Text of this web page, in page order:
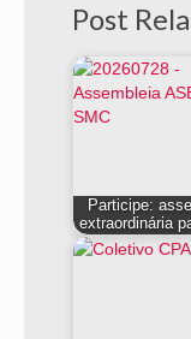
Post
Participe:
extraordinária